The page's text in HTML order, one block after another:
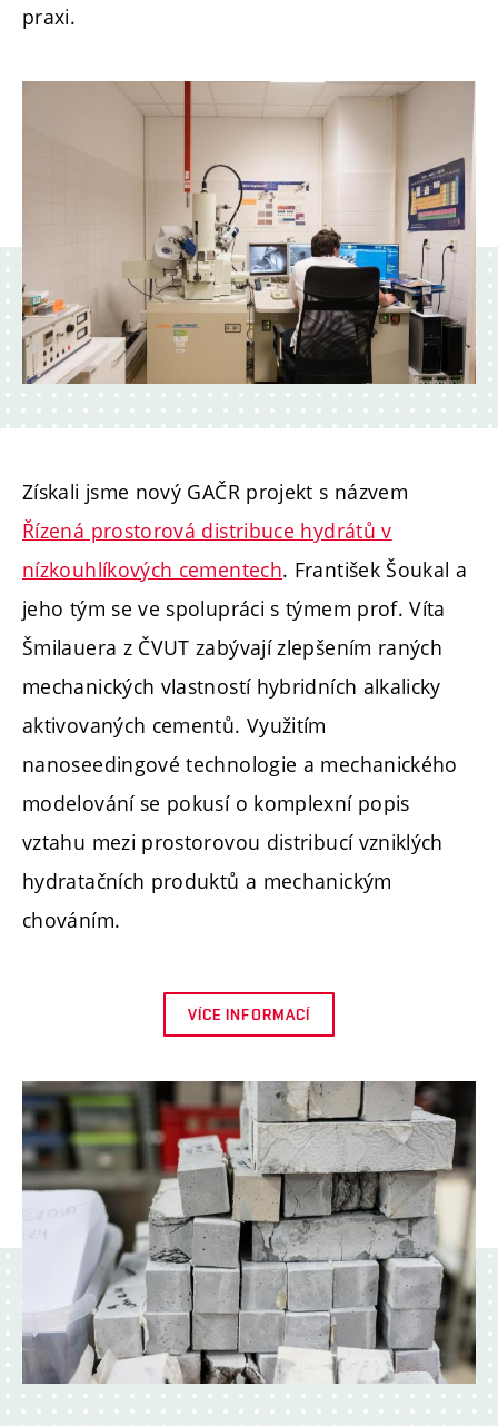
praxi.
Získali jsme nový GAČR projekt s názvem
Řízená prostorová distribuce hydrátů v
nízkouhlíkových cementech. František Šoukal a
jeho tým se ve spolupráci s týmem prof. Víta
Šmilauera z ČVUT zabývají zlepšením raných
mechanických vlastností hybridních alkalicky
aktivovaných cementů. Využitím
nanoseedingové technologie a mechanického
modelování se pokusí o komplexní popis
vztahu mezi prostorovou distribucí vzniklých
hydratačních produktů a mechanickým
chováním.
VÍCE INFORMACÍ